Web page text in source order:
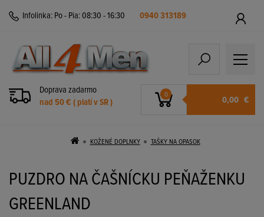
Infolinka: Po - Pia: 08:30 - 16:30 0940 313189
Doprava zadarmo
nad 50 € ( platí v SR )
0 0,00 €
KOŽENÉ DOPLNKY TAŠKY NA OPASOK
PUZDRO NA ČAŠNÍCKU PEŇAŽENKU
GREENLAND